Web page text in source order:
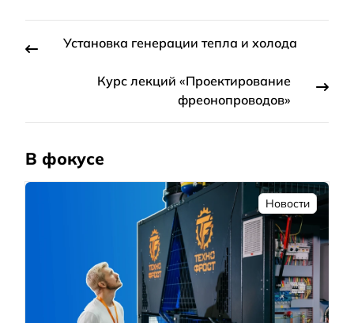
Установка генерации тепла и холода
Курс лекций «Проектирование
фреонопроводов»
В фокусе
Новости